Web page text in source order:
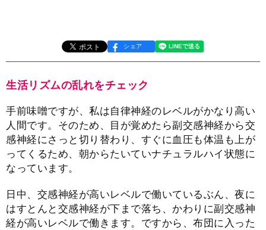
シェア
生活リズムの乱れをチェック
手前味噌ですが、私は自律神経のレベルがかなり高い
人間です。そのため、目が覚めたら副交感神経から交
感神経にさっと切り替わり、すぐに血圧も体温も上が
ってくるため、朝からたいていナチュラルハイ状態に
なっています。
日中、交感神経が高いレベルで働いているぶん、夜に
はすとんと交感神経が下まで落ち、かわりに副交感神
経が高いレベルで働きます。ですから、布団に入った